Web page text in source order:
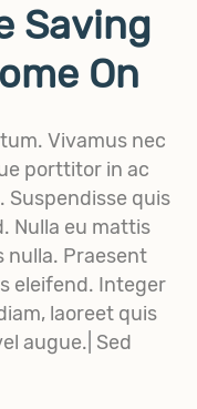
Saving
On!
Vivamus nec
porttitor in ac
quis
Nulla eu mattis
nulla. Praesent
eleifend. Integer
laoreet quis
augue.| Sed